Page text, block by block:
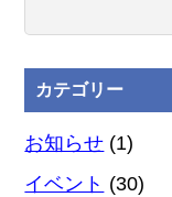
カテゴリー
お知らせ (1)
イベント (30)